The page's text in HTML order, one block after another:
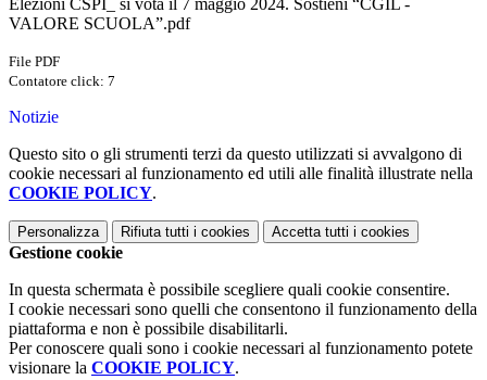
Elezioni CSPI_ si vota il 7 maggio 2024. Sostieni “CGIL -
VALORE SCUOLA”.pdf
File PDF
Contatore click: 7
Notizie
Questo sito o gli strumenti terzi da questo utilizzati si avvalgono di
cookie necessari al funzionamento ed utili alle finalità illustrate nella
COOKIE POLICY.
Personalizza Rifiuta tutti i cookies Accetta tutti i cookies
Gestione cookie
In questa schermata è possibile scegliere quali cookie consentire.
I cookie necessari sono quelli che consentono il funzionamento della
piattaforma e non è possibile disabilitarli.
Per conoscere quali sono i cookie necessari al funzionamento potete
visionare la COOKIE POLICY.